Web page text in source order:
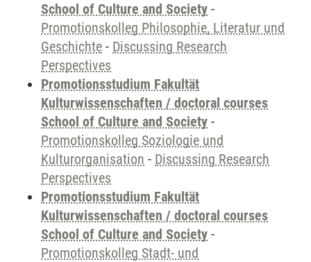
School of Culture and Society -
Promotionskolleg Philosophie, Literatur und
Geschichte - Discussing Research
Perspectives
Promotionsstudium Fakultät
Kulturwissenschaften / doctoral courses
School of Culture and Society -
Promotionskolleg Soziologie und
Kulturorganisation - Discussing Research
Perspectives
Promotionsstudium Fakultät
Kulturwissenschaften / doctoral courses
School of Culture and Society -
Promotionskolleg Stadt- und